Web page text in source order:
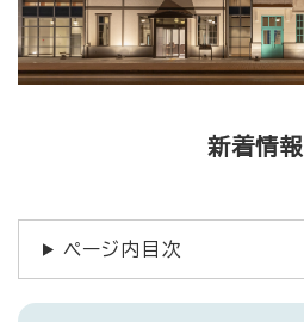
新着情報
ページ内目次